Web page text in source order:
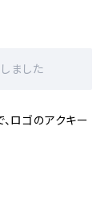
ました
ロゴのアクキー